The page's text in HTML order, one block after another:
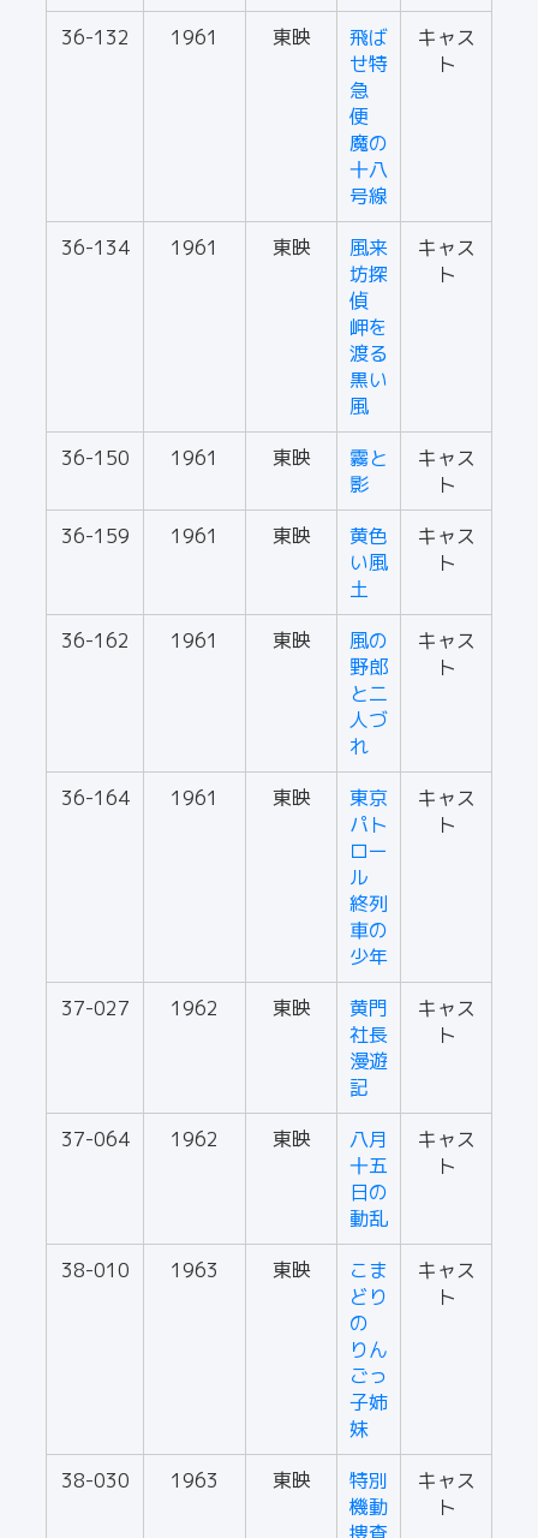
36-132 1961 東映
飛ば
せ特
急
便
魔の
十八
号線
キャス
ト
36-134 1961 東映
風来
坊探
偵
岬を
渡る
黒い
風
キャス
ト
36-150 1961 東映
霧と
影
キャス
ト
36-159
1961 東映
黄色
い風
土
キャス
ト
36-162 1961 東映
風の
野郎
と二
人づ
れ
キャス
ト
36-164 1961 東映
東京
パト
ロー
ル
終列
車の
少年
キャス
ト
37-027 1962 東映
黄門
社長
漫遊
記
キャス
ト
37-064 1962 東映
八月
十五
日の
動乱
キャス
ト
38-010 1963 東映
こま
どり
の
りん
ごっ
子姉
妹
キャス
ト
38-030 1963 東映
特別
機動
キャス
ト